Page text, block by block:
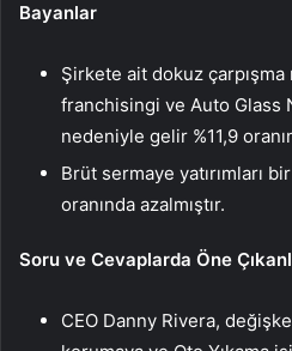
Bayanlar
Şirkete ait dokuz çarpışma
franchisingi ve Auto Glass
nedeniyle gelir %11,9
Brüt sermaye yatırımları
oranında azalmıştır.
Soru ve Cevaplarda Öne
CEO Danny Rivera,